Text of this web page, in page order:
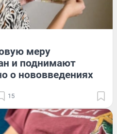
меру
и поднимают
о нововведениях
15